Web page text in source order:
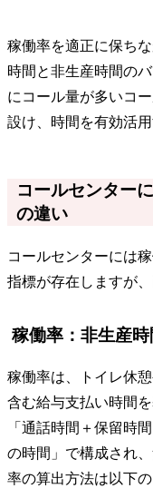
稼働率を適正に保ち
時間と非生産時間の
にコール量が多いコ
設け、時間を有効活
コールセンター
の違い
コールセンターには
指標が存在しますが
稼働率：非生産
稼働率は、トイレ休
含む給与支払い時間
「通話時間＋保留時
の時間」で構成され
率の算出方法は以下の